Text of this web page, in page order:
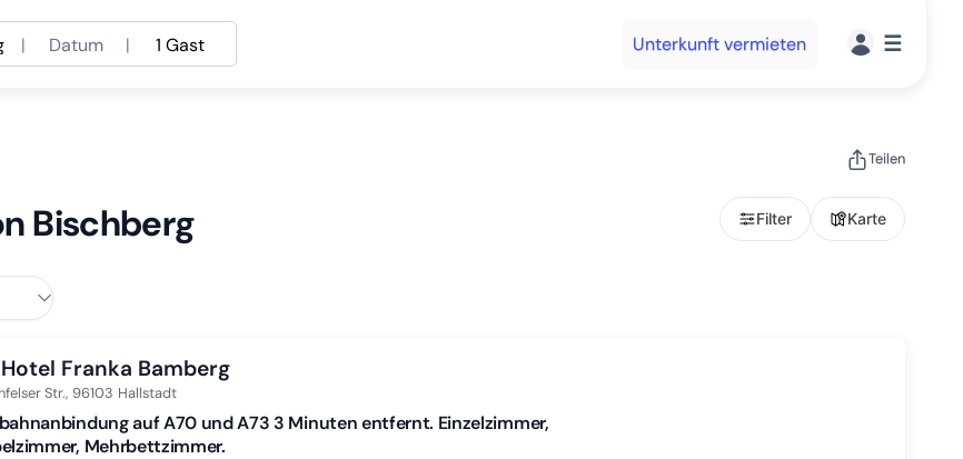
| Datum | 1 Gast Unterkunft vermieten ☰
Teilen
Bischberg Filter Karte
Franka Bamberg
Str., 96103 Hallstadt
auf A70 und A73 3 Minuten entfernt. Einzelzimmer,
Mehrbettzimmer.